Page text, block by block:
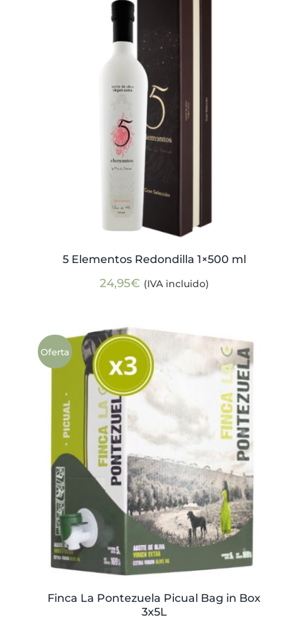
5 Elementos Redondilla 1×500 ml
24,95€ (IVA incluido)
Oferta
Finca La Pontezuela Picual Bag in Box
3x5L